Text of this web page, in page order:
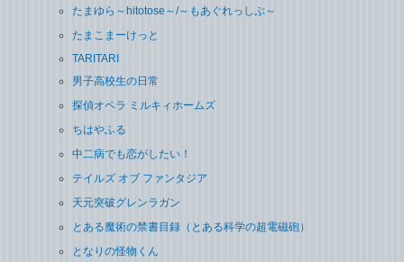
たまゆら～hitotose～/～もあぐれっしぶ～
たまこまーけっと
TARITARI
男子高校生の日常
探偵オペラ ミルキィホームズ
ちはやふる
中二病でも恋がしたい！
テイルズ オブ ファンタジア
天元突破グレンラガン
とある魔術の禁書目録（とある科学の超電磁砲）
となりの怪物くん